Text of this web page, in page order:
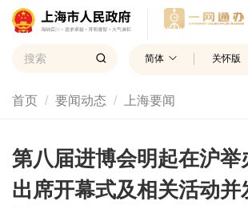
简体 关怀版
首页 要闻动态 上海要闻
第八届进博会明起在沪举
出席开幕式及相关活动并